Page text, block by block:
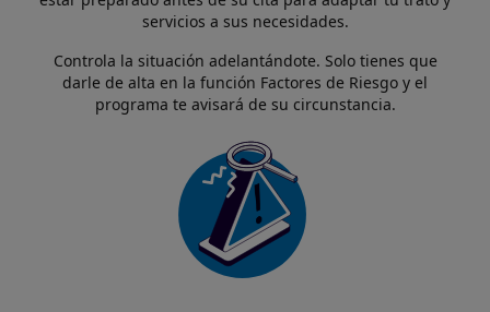
servicios a sus necesidades.
Controla la situación adelantándote. Solo tienes que
darle de alta en la función Factores de Riesgo y el
programa te avisará de su circunstancia.